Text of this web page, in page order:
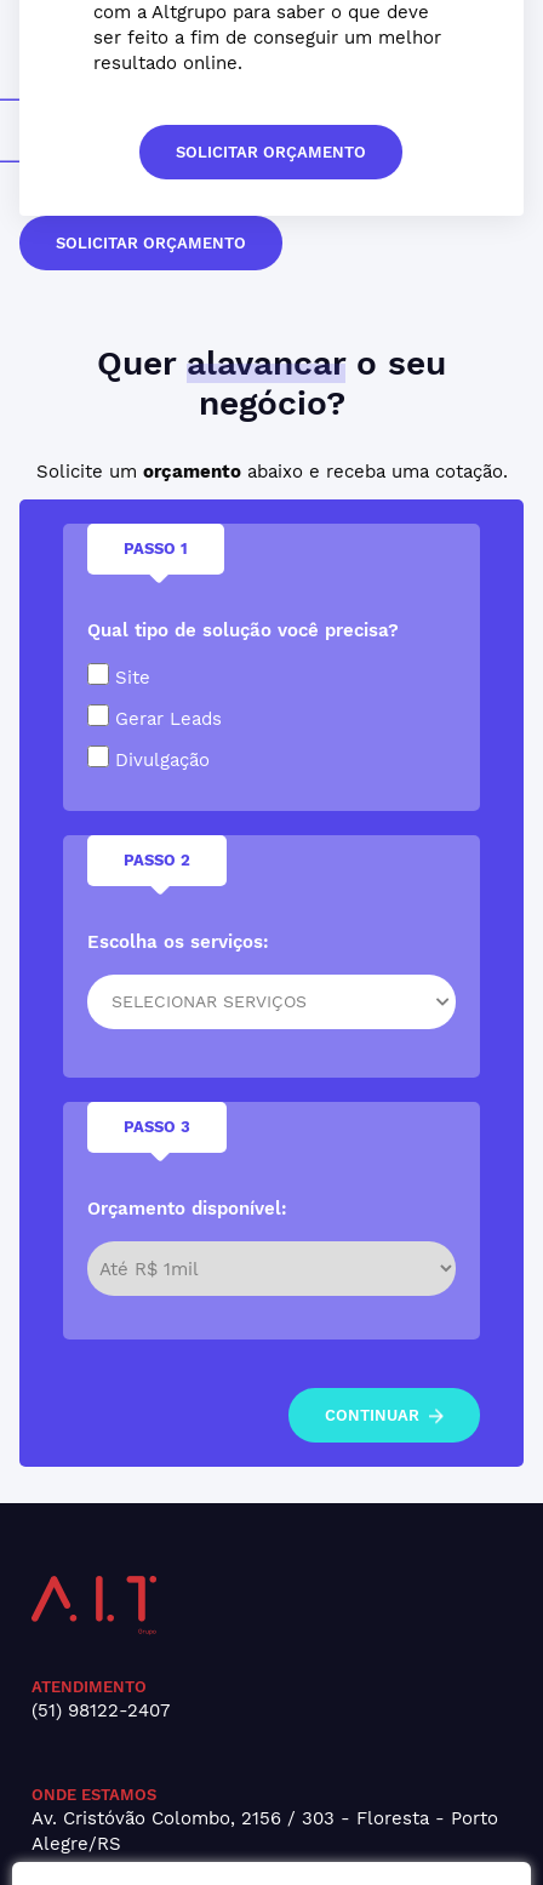
com a Altgrupo para saber o que deve
ser feito a fim de conseguir um melhor
resultado online.
SOLICITAR ORÇAMENTO
SOLICITAR ORÇAMENTO
Quer alavancaro seu
negócio?
Solicite um orçamentoabaixo e receba uma cotação.
PASSO 1
Qual tipo de solução você precisa?
Site
Gerar Leads
Divulgação
PASSO 2
Escolha os serviços:
SELECIONAR SERVIÇOS
PASSO 3
Orçamento disponível:
CONTINUAR
ATENDIMENTO
(51) 98122-2407
ONDE ESTAMOS
Av. Cristóvão Colombo, 2156 / 303 - Floresta - Porto
Alegre/RS